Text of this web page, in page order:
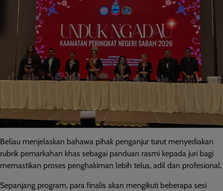
Beliau menjelaskan bahawa pihak penganjur turut menyediakan
rubrik pemarkahan khas sebagai panduan rasmi kepada juri bagi
memastikan proses penghakiman lebih telus, adil dan profesional.
Sepanjang program, para finalis akan mengikuti beberapa sesi